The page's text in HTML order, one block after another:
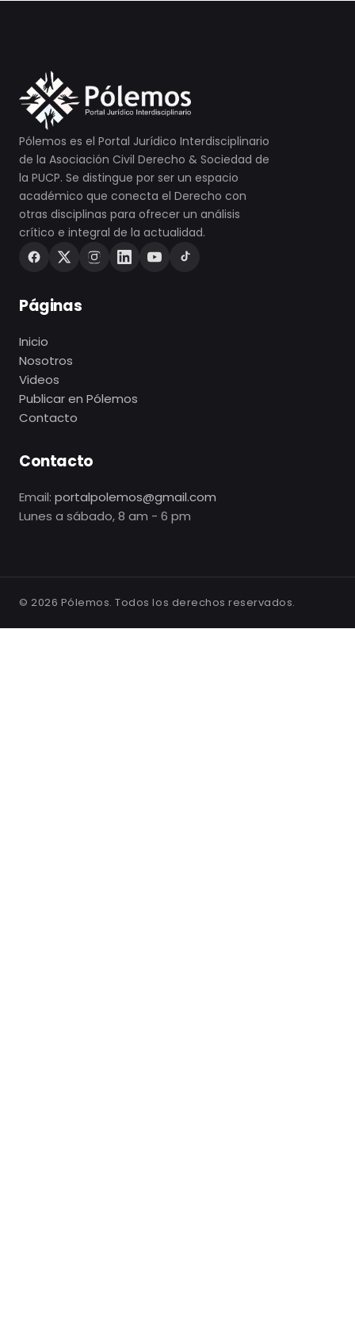
Pólemos es el Portal Jurídico Interdisciplinario
de la Asociación Civil Derecho & Sociedad de
la PUCP. Se distingue por ser un espacio
académico que conecta el Derecho con
otras disciplinas para ofrecer un análisis
crítico e integral de la actualidad.
Páginas
Inicio
Nosotros
Videos
Publicar en Pólemos
Contacto
Contacto
Email: portalpolemos@gmail.com
Lunes a sábado, 8 am - 6 pm
© 2026 Pólemos. Todos los derechos reservados.